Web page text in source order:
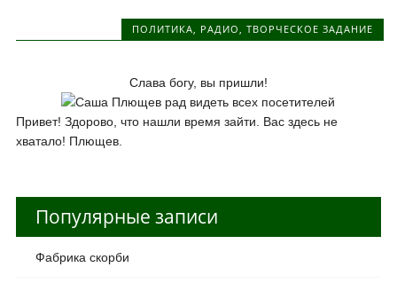
ПОЛИТИКА, РАДИО, ТВОРЧЕСКОЕ ЗАДАНИЕ
Слава богу, вы пришли!
Привет! Здорово, что нашли время зайти. Вас здесь не
хватало! Плющев.
Популярные записи
Фабрика скорби